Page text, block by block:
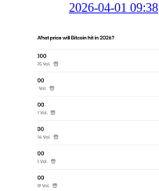
2026-04-01 09:38